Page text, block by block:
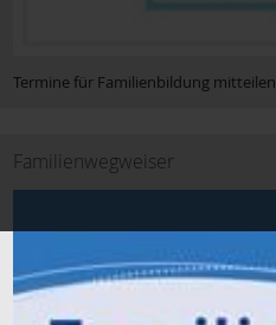
Willkommen auf der Welt
Service
Termine für Familienbildung mitteilen
Familienwegweiser